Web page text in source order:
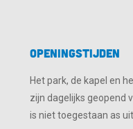
Openingstijden
Het park, de kapel en
zijn dagelijks geopend
is niet toegestaan as